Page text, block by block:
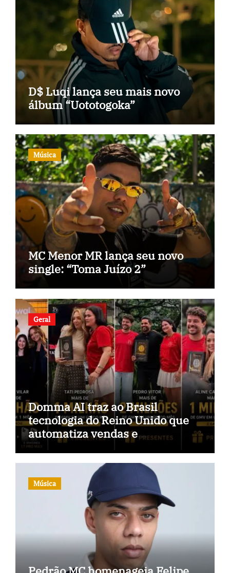
D$ Luqi lança seu mais novo
álbum “Uototogoka”
Música
MC Menor MR lança seu novo
single: “Toma Juízo 2”
Geral
Domma AI traz ao Brasil
tecnologia do Reino Unido que
automatiza vendas e
inteligência no TikTok Shop
Música